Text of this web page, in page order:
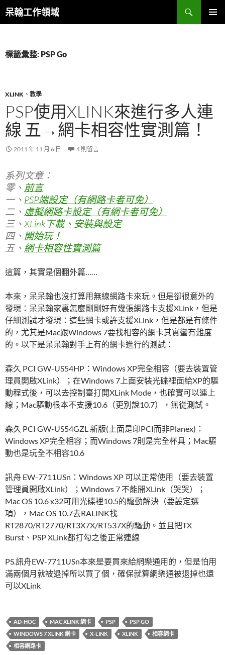
跳
至
內
呆翰工作領域
搜
尋
標籤彙整: PSP Go
XLINK 、 教學
PSP使用XLINK來進行多人連
線 五→網卡相容性實測篇！
2011 年 11 月 6 日 4 則留言
系列文章：
零、 前言
一、 PSP端設定（有網路卡者可免）
二、 虛擬網路卡設定（有網卡者可免）
三、XLink下載、安裝與設定
四、 開始玩！
五、 網卡相容性實測篇
這篇，其實是個翻外篇……
本來，呆呆翰也沒打算用無線網路卡來玩。但是卻很意外的
發現：呆呆翰家裏怎麼剛剛好有幾張網路卡支援XLink，但是
仔細測試才發現：這些網卡或許支援XLink，但是都是有條件
的，尤其是Mac跟Windows 7要找相容的網卡其實蠻有難度
的。以下是呆呆翰對手上有的網卡進行的測試：
森久 PCI GW-US54HP：Windows XP完全相容（要去裝置管
理員開啟XLink）；在Windows 7上面安裝光碟裡面給XP的驅
動程式後，可以去控制臺打開XLink Mode，也確實可以連上
線；Mac驅動根本不支援10.6（更別說10.7），無從測試。
森久 PCI GW-US54GZL 新版(上面是印PCI而非Planex)：
Windows XP完全相容；而Windows 7則是完全杯具；Mac驅
動也是玩全不相容10.6
訊舟 EW-7711USn：Windows XP 可以正常使用（要去裝置
管理員開啟XLink）；Windows 7 不能開XLink（哭哭）；
Mac OS 10.6 x32可用光碟裡10.5的驅動解決（要設定選
項），Mac OS 10.7去RALINK找
RT2870/RT2770/RT3X7X/RT537X的驅動。並且把TX
Burst、PSP XLink都打勾之後正常連線
PS.訊舟EW-7711USn本來是要買來給網樂通用的，但是怕用
滿兩個月就被退掉所以買了個，確保就算網樂通被退掉也還
可以XLink
AD-HOC MAC XLINK 網卡 PSP
PSP GO
WINDOWS 7 XLINK 網卡
X-LINK XLINK
相容網卡
相容網路卡